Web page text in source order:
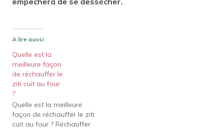
A lire aussi
Quelle est la
meilleure façon
de réchauffer le
ziti cuit au four
?
Quelle est la meilleure
façon de réchauffer le ziti
cuit au four ? Réchauffer